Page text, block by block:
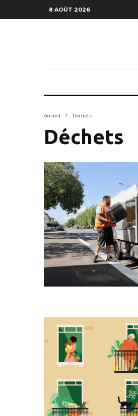
8 AOÛT 2026
Accueil Déchets
Déchets